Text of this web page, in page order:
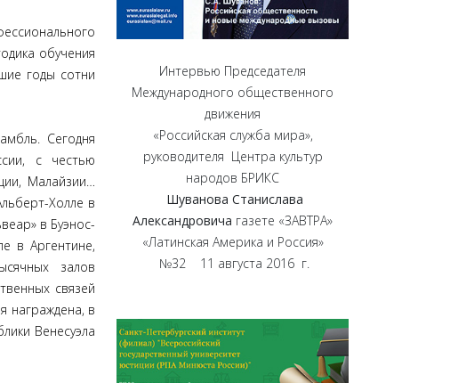
обучения
годы сотни
Сегодня
с честью
Малайзии…
Холле в
в Буэнос-
в Аргентине,
залов
связей
награждена, в
Венесуэла
Интервью Председателя
Международного общественного
движения
«Российская служба мира»,
руководителя Центра культур
народов БРИКС
Шуванова Станислава
Александровича газете «ЗАВТРА»
«Латинская Америка и Россия»
№32 11 августа 2016 г.